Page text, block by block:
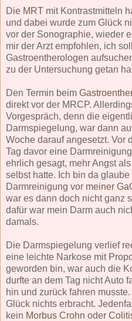
Die MRT mit Kontrastmitteln
und dabei wurde zum Glück
vor der Sonographie, wieder
mir der Arzt empfohlen, ich
Gastroentherologen
zu der Untersuchung getan
Den Termin beim
direkt vor der MRCP.
Vorgespräch, denn die
Darmspiegelung, war dann
Woche darauf angesetzt. Vor
Tag davor eine
ehrlich gesagt, mehr Angst
selbst hatte. Ich bin da
Darmreinigung vor meiner
war es dann doch nicht ganz
dafür war mein Darm auch
damals.
Die Darmspiegelung verlief
eine leichte Narkose mit
geworden bin, war auch die
durfte an dem Tag nicht Auto
hin und zurück fahren
Glück nichts erbracht.
kein Morbus Crohn oder